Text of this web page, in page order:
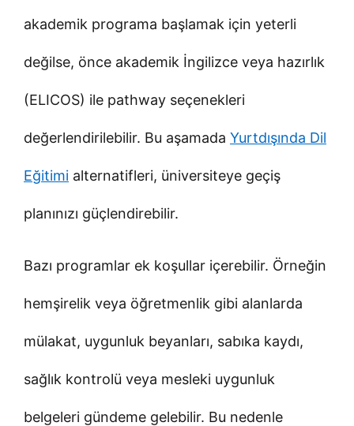
akademik programa başlamak için yeterli
değilse, önce akademik İngilizce veya hazırlık
(ELICOS) ile pathway seçenekleri
değerlendirilebilir. Bu aşamada Yurtdışında Dil
Eğitimi alternatifleri, üniversiteye geçiş
planınızı güçlendirebilir.
Bazı programlar ek koşullar içerebilir. Örneğin
hemşirelik veya öğretmenlik gibi alanlarda
mülakat, uygunluk beyanları, sabıka kaydı,
sağlık kontrolü veya mesleki uygunluk
belgeleri gündeme gelebilir. Bu nedenle